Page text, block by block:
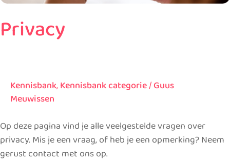
Privacy
Kennisbank,Kennisbank categorie/Guus
Meuwissen
Op deze pagina vind je alle veelgestelde vragen over
privacy. Mis je een vraag, of heb je een opmerking? Neem
gerust contact met ons op.